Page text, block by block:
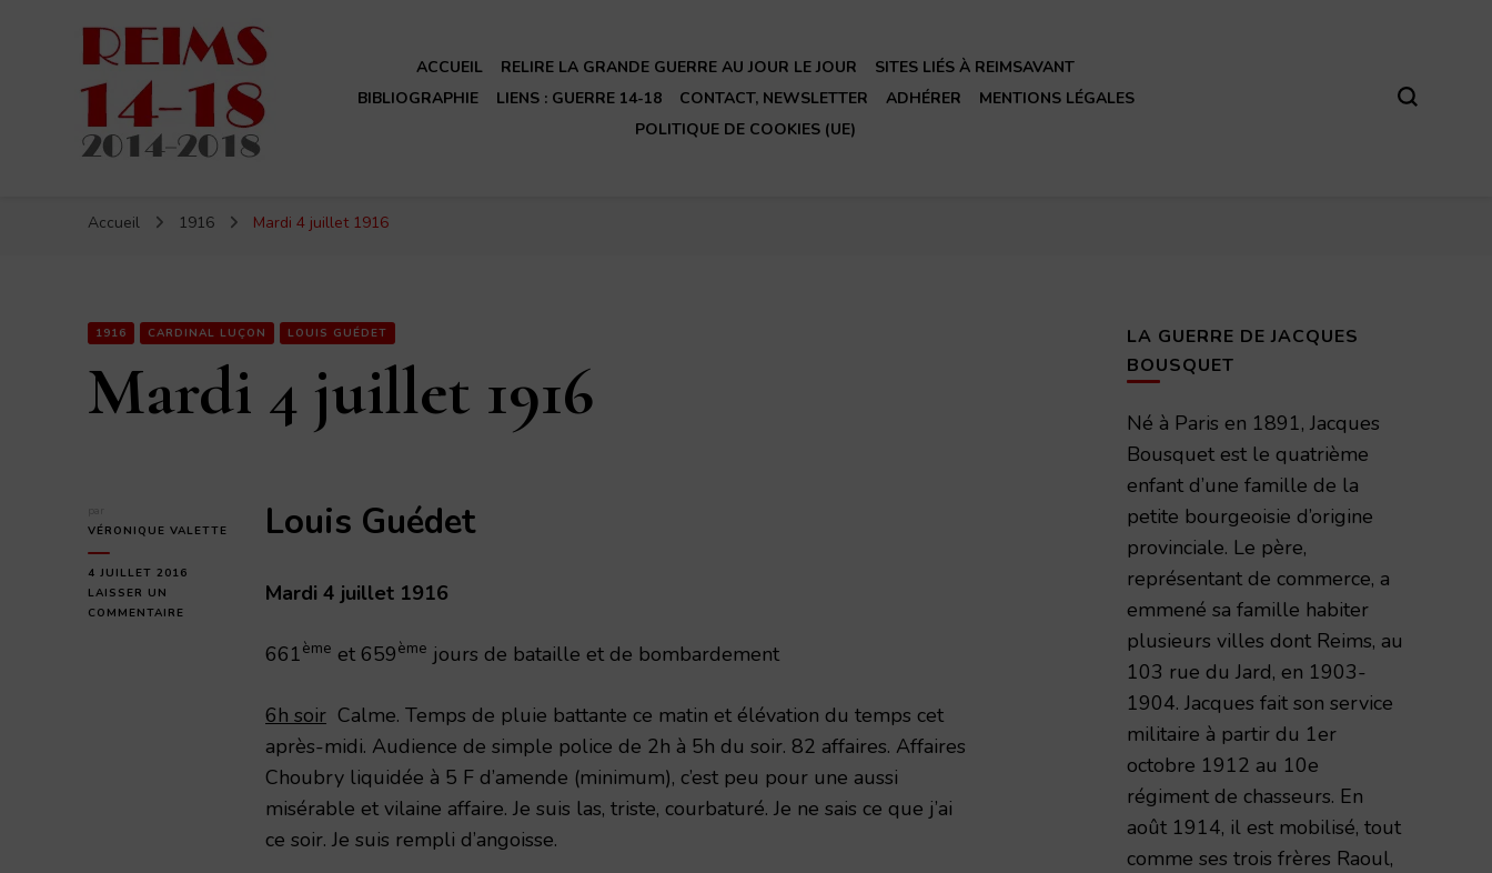
ACCUEIL RELIRE LA GRANDE GUERRE AU JOUR LE JOUR
SITES LIÉS À REIMSAVANT
BIBLIOGRAPHIE
LIENS : GUERRE 14-18 CONTACT, NEWSLETTER ADHÉRER
MENTIONS LÉGALES
POLITIQUE DE COOKIES (UE)
Accueil 1916 Mardi 4 juillet 1916
1916 CARDINAL LUÇON LOUIS GUÉDET
Mardi 4 juillet 1916
VÉRONIQUE VALETTE
4 JUILLET 2016
LAISSER UN
COMMENTAIRE
Louis Guédet
Mardi 4 juillet 1916
661ème et 659ème jours de bataille et de bombardement
6h soir Calme. Temps de pluie battante ce matin et élévation du temps cet
après-midi. Audience de simple police de 2h à 5h du soir. 82 affaires. Affaires
Choubry liquidée à 5 F d’amende (minimum), c’est peu pour une aussi
misérable et vilaine affaire. Je suis las, triste, courbaturé. Je ne sais ce que j’ai
ce soir. Je suis rempli d’angoisse.
LA GUERRE DE JACQUES
BOUSQUET
Né à Paris en 1891, Jacques
Bousquet est le quatrième
enfant d’une famille de la
petite bourgeoisie d’origine
provinciale. Le père,
représentant de commerce, a
emmené sa famille habiter
plusieurs villes dont Reims, au
103 rue du Jard, en 1903-
1904. Jacques fait son service
militaire à partir du 1er
octobre 1912 au 10e
régiment de chasseurs. En
août 1914, il est mobilisé, tout
comme ses trois frères Raoul,